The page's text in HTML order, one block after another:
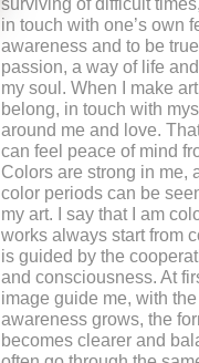
surviving of difficult
in touch with one’s own
awareness and to be
passion, a way of life
my soul. When I make
belong, in touch with
around me and love.
can feel peace of mind
Colors are strong in me,
color periods can be
my art. I say that I am
works always start from
is guided by the
and consciousness. At
image guide me, with
awareness grows, the
becomes clearer and